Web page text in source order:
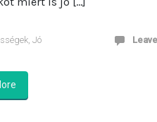
, Jó